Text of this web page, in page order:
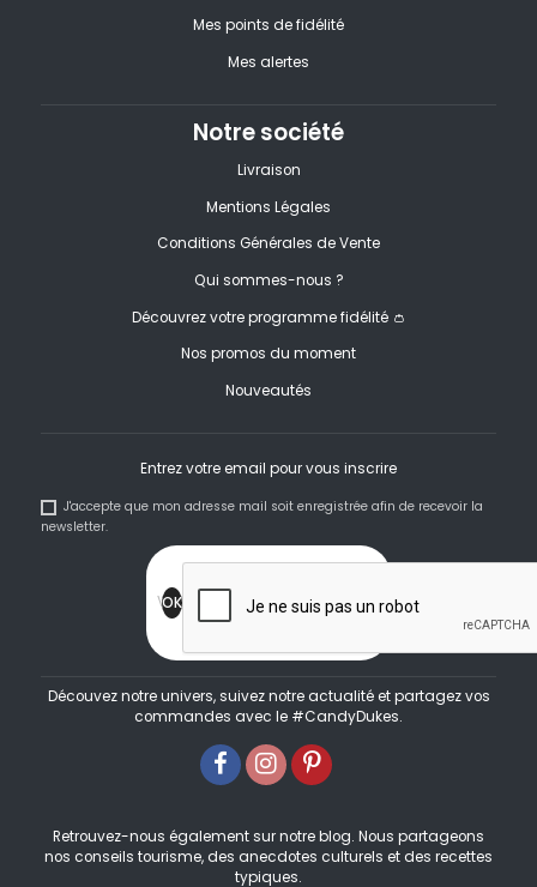
Mes points de fidélité
Mes alertes
Notre société
Livraison
Mentions Légales
Conditions Générales de Vente
Qui sommes-nous ?
Découvrez votre programme fidélité 👛
Nos promos du moment
Nouveautés
Entrez votre email pour vous inscrire
J'accepte que mon adresse mail soit enregistrée afin de recevoir la
newsletter.
Découvez notre univers, suivez notre actualité et partagez vos
commandes avec le #CandyDukes.
Retrouvez-nous également sur notre blog. Nous partageons
nos conseils tourisme, des anecdotes culturels et des recettes
typiques.